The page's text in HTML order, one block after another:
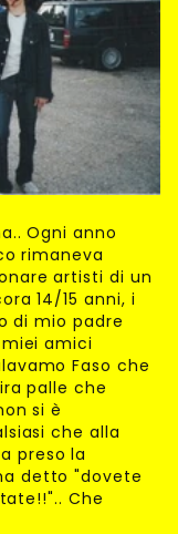
Ogni anno
rimaneva
artisti di un
14/15 anni, i
di mio padre
amici
Faso che
palle che
si è
che alla
preso la
detto "dovete
Che